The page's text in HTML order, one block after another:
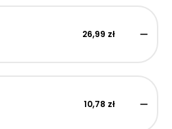
26,99 zł
10,78 zł